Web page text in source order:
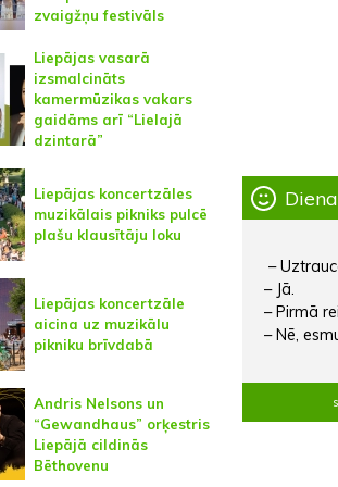
zvaigžņu festivāls
Liepājas vasarā
izsmalcināts
kamermūzikas vakars
gaidāms arī “Lielajā
dzintarā”
Liepājas koncertzāles
muzikālais pikniks pulcē
plašu klausītāju loku
Liepājas koncertzāle
aicina uz muzikālu
pikniku brīvdabā
Andris Nelsons un
“Gewandhaus” orķestris
Liepājā cildinās
Bēthovenu
–
– Jā.
– Pirmā
– Nē,